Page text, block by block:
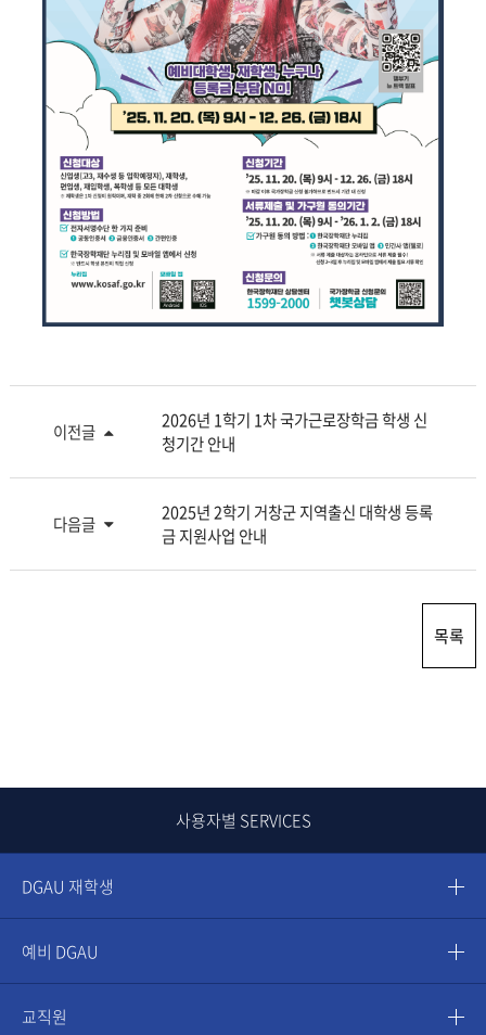
이전글
2026년 1학기 1차 국가근로장학금 학생 신
청기간 안내
다음글
2025년 2학기 거창군 지역출신 대학생 등록
금 지원사업 안내
목록
사용자별 SERVICES
DGAU 재학생
예비 DGAU
교직원